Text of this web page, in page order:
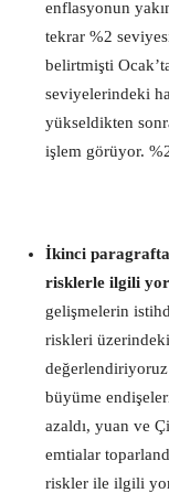
enflasyonun
tekrar %2
belirtmişti
seviyelerindeki
yükseldikten
işlem görüyor.
İkinci
risklerle ilgili
gelişmelerin
riskleri
büyüme
azaldı, yuan ve
emtialar
riskler ile ilgili